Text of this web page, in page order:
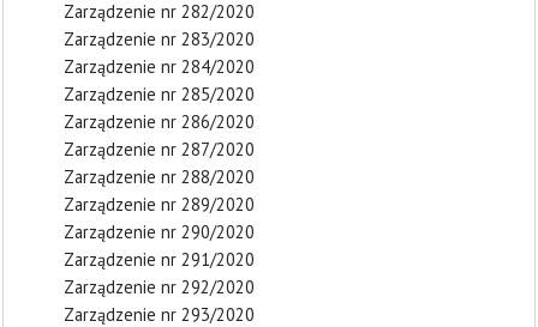
Zarządzenie nr 282/2020
Zarządzenie nr 283/2020
Zarządzenie nr 284/2020
Zarządzenie nr 285/2020
Zarządzenie nr 286/2020
Zarządzenie nr 287/2020
Zarządzenie nr 288/2020
Zarządzenie nr 289/2020
Zarządzenie nr 290/2020
Zarządzenie nr 291/2020
Zarządzenie nr 292/2020
Zarządzenie nr 293/2020